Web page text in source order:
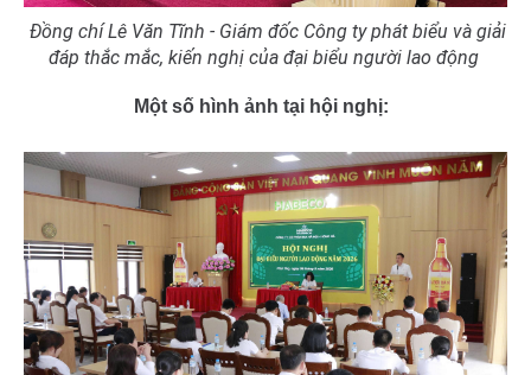
Đồng chíLê Văn Tĩnh - Giám đốc Công ty phát biểu và giải
đáp thắc mắc, kiến nghị của đại biểu người lao động
Một số hình ảnh tại hội nghị: